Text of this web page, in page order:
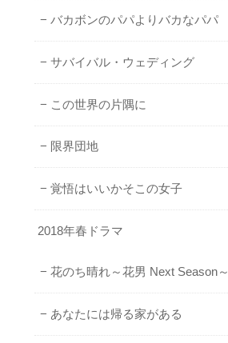
バカボンのパパよりバカなパパ
サバイバル・ウェディング
この世界の片隅に
限界団地
覚悟はいいかそこの女子
2018年春ドラマ
花のち晴れ～花男 Next Season～
あなたには帰る家がある